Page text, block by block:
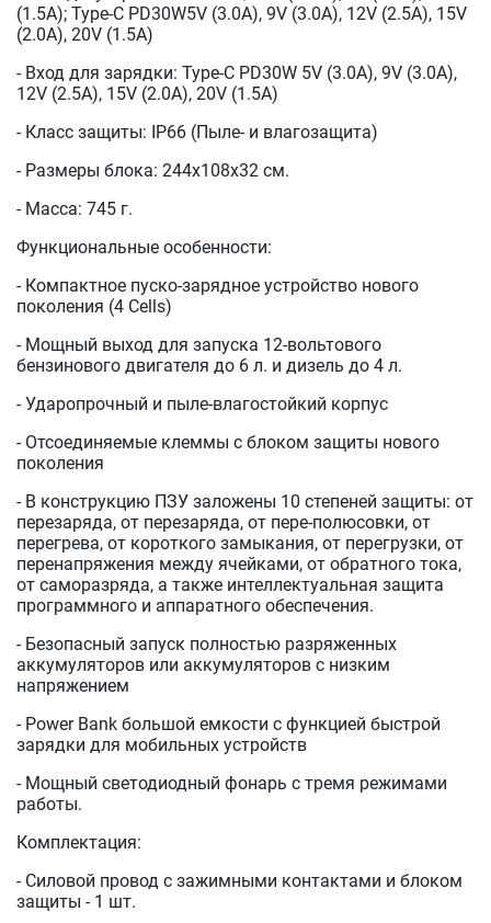
(1.5A); Type-C PD30W5V (3.0А), 9V (3.0А), 12V (2.5A), 15V
(2.0A), 20V (1.5A)
- Вход для зарядки: Type-C PD30W 5V (3.0А), 9V (3.0А),
12V (2.5A), 15V (2.0A), 20V (1.5A)
- Класс защиты: IP66 (Пыле- и влагозащита)
- Размеры блока: 244x108x32 см.
- Масса: 745 г.
Функциональные особенности:
- Компактное пуско-зарядное устройство нового
поколения (4 Сells)
- Мощный выход для запуска 12-вольтового
бензинового двигателя до 6 л. и дизель до 4 л.
- Ударопрочный и пыле-влагостойкий корпус
- Отсоединяемые клеммы с блоком защиты нового
поколения
- В конструкцию ПЗУ заложены 10 степеней защиты: от
перезаряда, от перезаряда, от пере-полюсовки, от
перегрева, от короткого замыкания, от перегрузки, от
перенапряжения между ячейками, от обратного тока,
от саморазряда, а также интеллектуальная защита
программного и аппаратного обеспечения.
- Безопасный запуск полностью разряженных
аккумуляторов или аккумуляторов с низким
напряжением
- Power Bank большой емкости с функцией быстрой
зарядки для мобильных устройств
- Мощный светодиодный фонарь с тремя режимами
работы.
Комплектация:
- Силовой провод с зажимными контактами и блоком
защиты - 1 шт.